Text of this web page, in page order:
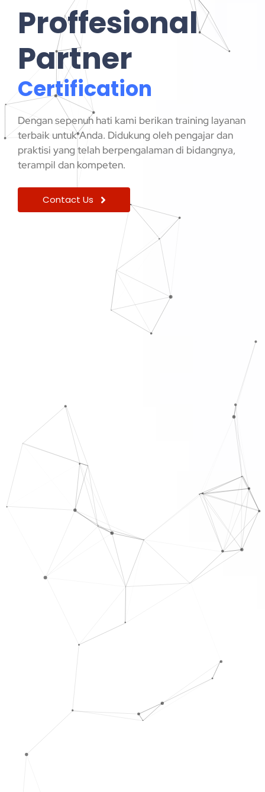
Proffesional
Partner
Certification
Dengan sepenuh hati kami berikan training layanan
terbaik untuk Anda. Didukung oleh pengajar dan
praktisi yang telah berpengalaman di bidangnya,
terampil dan kompeten.
Contact Us